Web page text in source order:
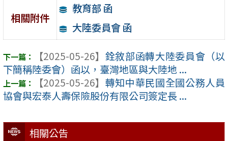
相關公告
相關附件
教育部 函
大陸委員會 函
【2025-05-26】 銓敘部函轉大陸委員會（以
下簡稱陸委會）函以，臺灣地區與大陸地 ...
【2025-05-26】 轉知中華民國全國公務人員
協會與宏泰人壽保險股份有限公司簽定長 ...